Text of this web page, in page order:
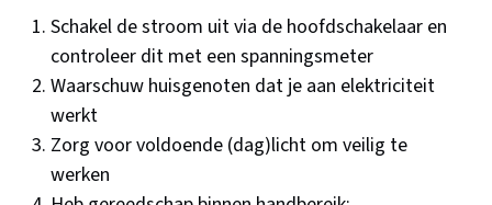
Schakel de stroom uit via de hoofdschakelaar en
controleer dit met een spanningsmeter
Waarschuw huisgenoten dat je aan elektriciteit
werkt
Zorg voor voldoende (dag)licht om veilig te
werken